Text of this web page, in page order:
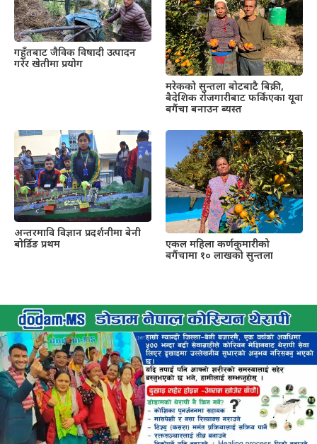
गहुँतबाट जैविक विषादी उत्पादन
गरेर खेतीमा प्रयोग
मरेकको सुन्तला बोटबाटै बिक्री,
बैदेशिक रोजगारीबाट फर्किएका यूवा
बगैंचा बनाउन ब्यस्त
अन्तरमावि विज्ञान प्रदर्शनीमा बेनी
बोर्डिङ प्रथम
एकल महिला कर्णकुमारीको
बगैंचामा १० लाखको सुन्तला